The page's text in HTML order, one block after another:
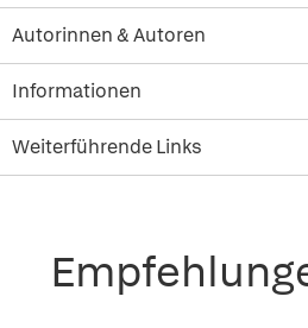
Autorinnen & Autoren
Informationen
Weiterführende Links